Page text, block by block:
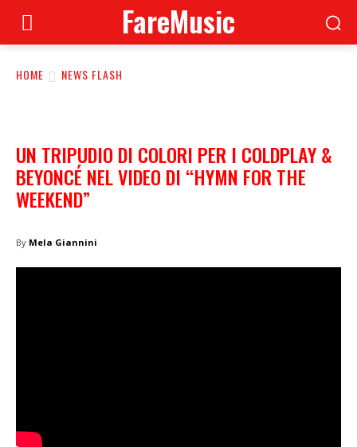
FareMusic
HOME NEWS FLASH
UN TRIPUDIO DI COLORI PER I COLDPLAY &
BEYONCÉ NEL VIDEO DI “HYMN FOR THE
WEEKEND”
By Mela Giannini